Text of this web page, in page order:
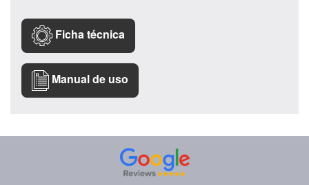
Ficha técnica
Manual de uso